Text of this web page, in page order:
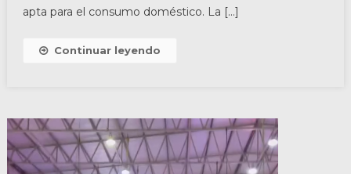
apta para el consumo doméstico. La […]
Continuar leyendo